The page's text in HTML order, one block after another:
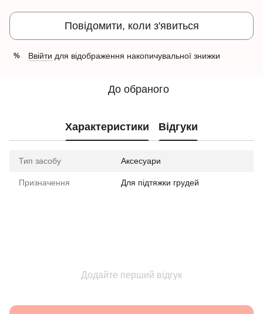
Повідомити, коли з'явиться
% Ввійти для відображення накопичувальної знижки
До обраного
Характеристики Відгуки
Тип засобу Аксесуари
Призначення Для підтяжки грудей
Додайте перший відгук